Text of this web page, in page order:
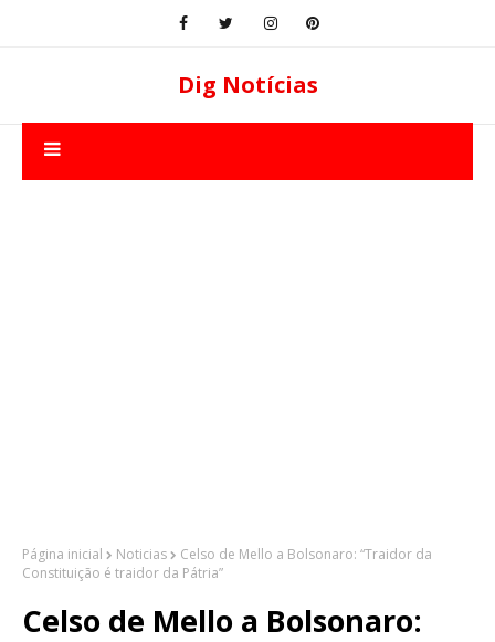
Dig Notícias
Página inicial Noticias
Celso de Mello a Bolsonaro: “Traidor da
Constituição é traidor da Pátria”
Celso de Mello a Bolsonaro: